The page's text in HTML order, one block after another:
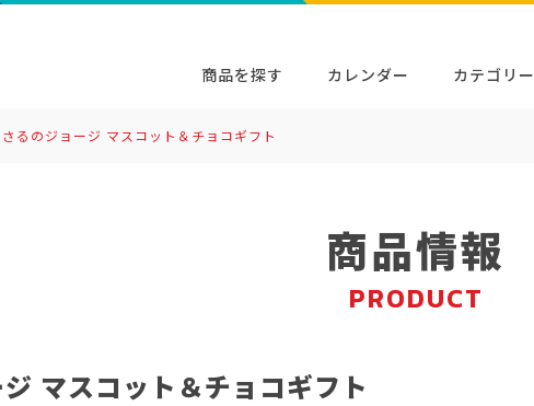
商品を探す
キーワード検索 キャラクター・シリーズから探す
カレンダー カテゴリー
さるのジョージ マスコット＆チョコギフト
商品情報
PRODUCT
マスコット＆チョコギフト